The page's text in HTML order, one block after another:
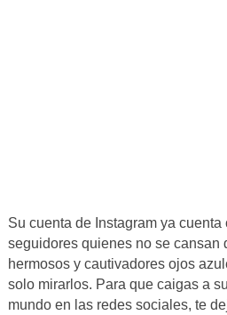
Su cuenta de Instagram ya
seguidores quienes no se cansan
hermosos y cautivadores ojos
solo mirarlos. Para que caigas a
mundo en las redes sociales, te